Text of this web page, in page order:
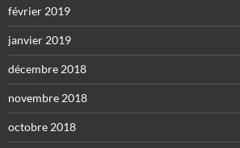
février 2019
janvier 2019
décembre 2018
novembre 2018
octobre 2018